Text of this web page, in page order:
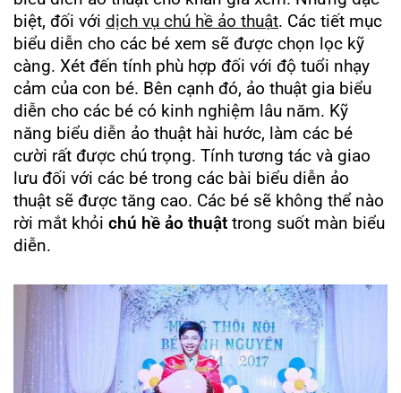
biệt, đối với dịch vụ chú hề ảo thuật. Các tiết mục
biểu diễn cho các bé xem sẽ được chọn lọc kỹ
càng. Xét đến tính phù hợp đối với độ tuổi nhạy
cảm của con bé. Bên cạnh đó, ảo thuật gia biểu
diễn cho các bé có kinh nghiệm lâu năm. Kỹ
năng biểu diễn ảo thuật hài hước, làm các bé
cười rất được chú trọng. Tính tương tác và giao
lưu đối với các bé trong các bài biểu diễn ảo
thuật sẽ được tăng cao. Các bé sẽ không thể nào
rời mắt khỏi chú hề ảo thuật trong suốt màn biểu
diễn.